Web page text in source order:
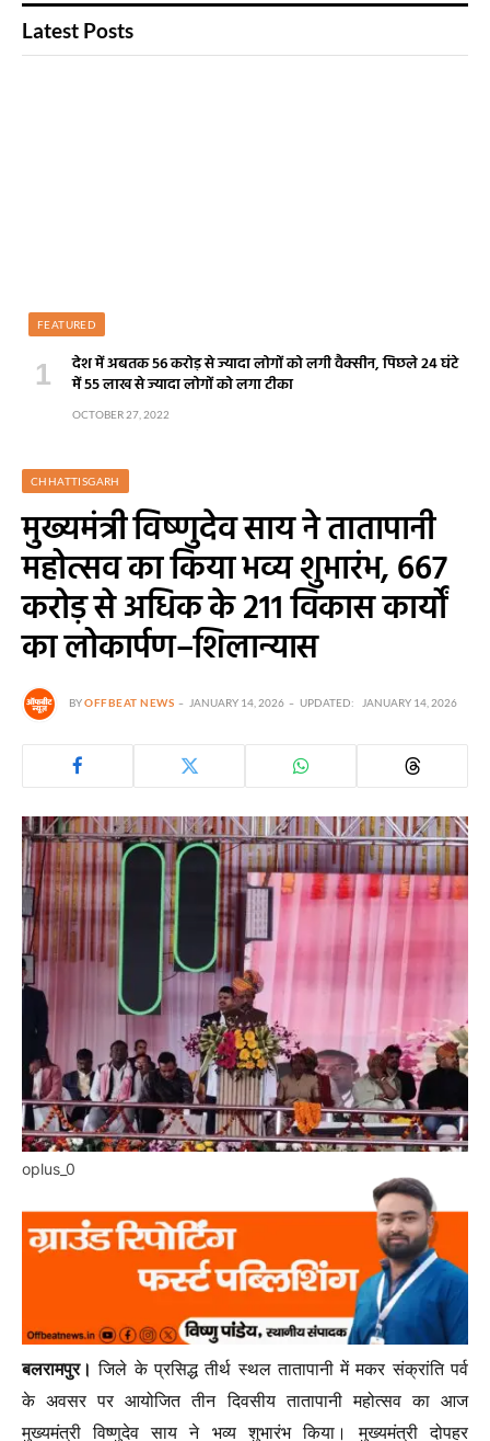
Latest Posts
FEATURED
देश में अबतक 56 करोड़ से ज्यादा लोगों को लगी वैक्सीन, पिछले 24 घंटे
में 55 लाख से ज्यादा लोगों को लगा टीका
OCTOBER 27, 2022
CHHATTISGARH
मुख्यमंत्री विष्णुदेव साय ने तातापानी
महोत्सव का किया भव्य शुभारंभ, 667
करोड़ से अधिक के 211 विकास कार्यों
का लोकार्पण–शिलान्यास
BYOFFBEAT NEWS JANUARY 14, 2026 UPDATED: JANUARY 14, 2026
oplus_0
बलरामपुर। जिले के प्रसिद्ध तीर्थ स्थल तातापानी में मकर संक्रांति पर्व
के अवसर पर आयोजित तीन दिवसीय तातापानी महोत्सव का आज
मुख्यमंत्री विष्णुदेव साय ने भव्य शुभारंभ किया। मुख्यमंत्री दोपहर